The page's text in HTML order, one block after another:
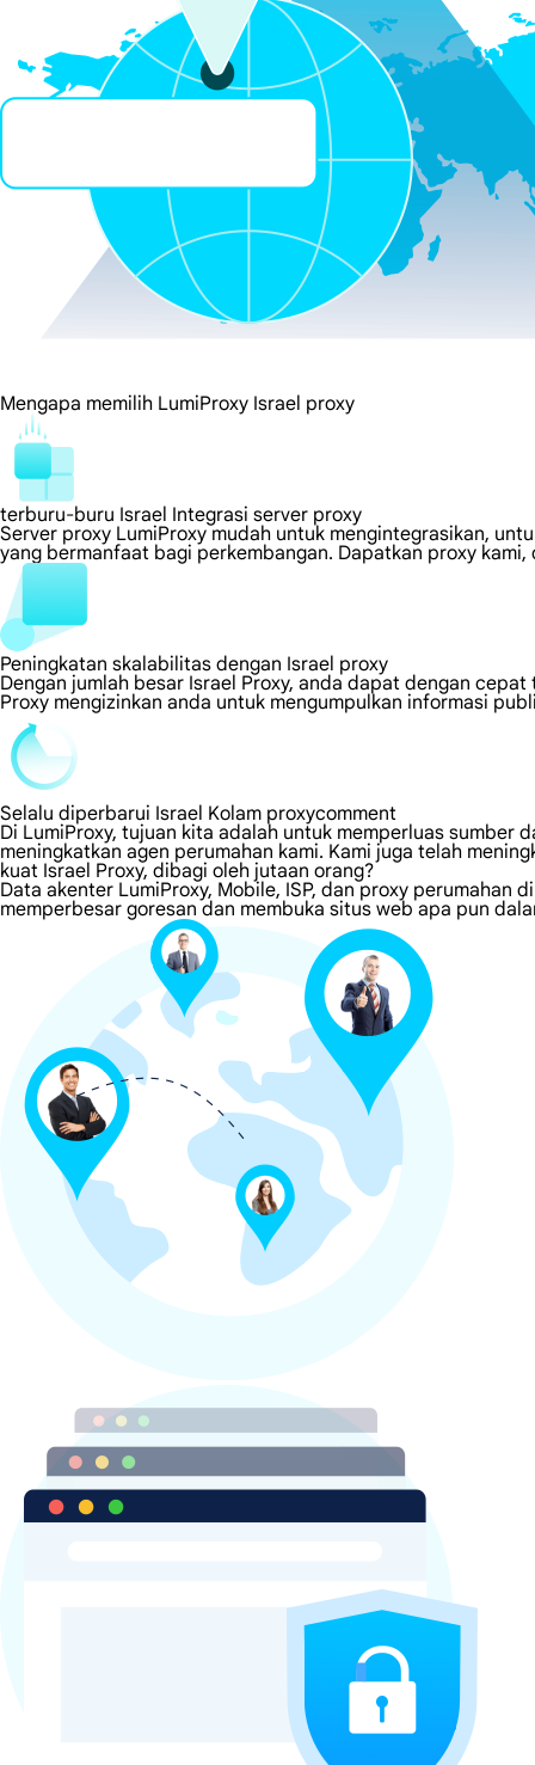
Mengapa memilih LumiProxy Israel proxy
terburu-buru Israel Integrasi server proxy
Server proxy LumiProxy mudah untuk mengintegrasikan,
yang bermanfaat bagi perkembangan. Dapatkan proxy
Peningkatan skalabilitas dengan Israel proxy
Dengan jumlah besar Israel Proxy, anda dapat dengan
Proxy mengizinkan anda untuk mengumpulkan informasi
Selalu diperbarui Israel Kolam proxycomment
Di LumiProxy, tujuan kita adalah untuk memperluas sumber
meningkatkan agen perumahan kami. Kami juga telah
kuat Israel Proxy, dibagi oleh jutaan orang?
Data akenter LumiProxy, Mobile, ISP, dan proxy
memperbesar goresan dan membuka situs web apa pun